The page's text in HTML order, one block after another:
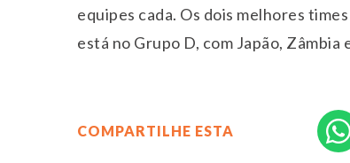
equipes cada. Os dois melhores
está no Grupo D, com Japão, Zâmbia
COMPARTILHE ESTA